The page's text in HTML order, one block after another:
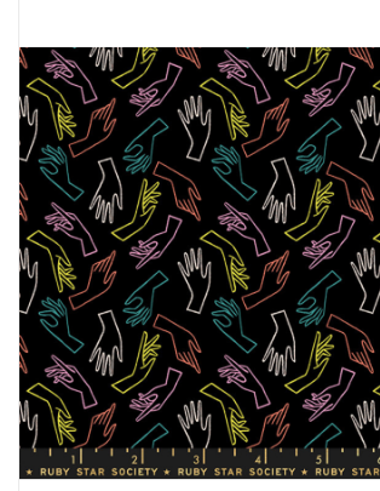
Laatste Kans
Cadeaubonnen
Nanno Blog
Merken
Beloningen